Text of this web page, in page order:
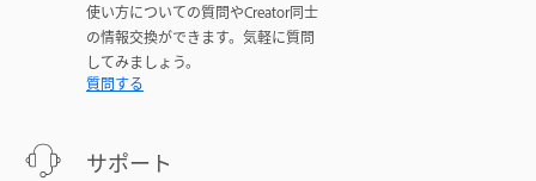
使い方についての質問やCreator同士
の情報交換ができます。気軽に質問
してみましょう。
質問する
サポート